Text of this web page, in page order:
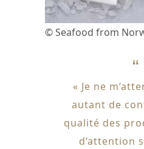
© Seafood from
« Je ne
autant de
qualité des
d’attention